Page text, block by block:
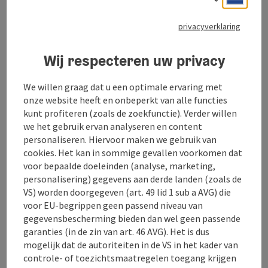
Start
8. Zoek naar lynxsporen in de
sneeuw
Uitgerust met sneeuwschoenen en met wat gezonde
spanning kun je vergezeld door een ranger op pad in
het nationale park. Op zoek naar sporen. Met een
beetje geluk kun je zelfs sporen van lynxen in de
privacyverklaring
Wij respecteren uw privacy
We willen graag dat u een optimale ervaring met
onze website heeft en onbeperkt van alle functies
kunt profiteren (zoals de zoekfunctie). Verder willen
we het gebruik ervan analyseren en content
personaliseren. Hiervoor maken we gebruik van
cookies. Het kan in sommige gevallen voorkomen dat
voor bepaalde doeleinden (analyse, marketing,
personalisering) gegevens aan derde landen (zoals de
VS) worden doorgegeven (art. 49 lid 1 sub a AVG) die
voor EU-begrippen geen passend niveau van
gegevensbescherming bieden dan wel geen passende
garanties (in de zin van art. 46 AVG). Het is dus
mogelijk dat de autoriteiten in de VS in het kader van
controle- of toezichtsmaatregelen toegang krijgen